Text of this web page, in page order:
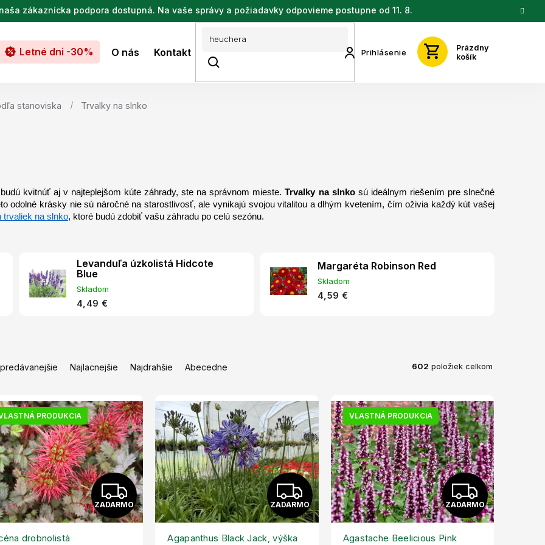
zákaznícka podpora dostupná. Na vaše správy a požiadavky odpovieme postupne od 11. 8.
Prihlásenie
Prázdny
košík
Letné dni -30% O nás Kontakt
stanoviska Trvalky na slnko
kvitnúť aj v najteplejšom kúte záhrady, ste na správnom mieste. Trvalky na slnko sú ideálnym riešením pre slnečné
odolné krásky nie sú náročné na starostlivosť, ale vynikajú svojou vitalitou a dlhým kvetením, čím oživia každý kút vašej
trvaliek na slnko, ktoré budú zdobiť vašu záhradu po celú sezónu.
Levanduľa úzkolistá Hidcote
Blue
Skladom
4,49 €
Margaréta Robinson Red
Skladom
4,59 €
Najlacnejšie Najdrahšie Abecedne 602 položiek celkom
PRODUKCIA
Z
A
ZADARMO
drobnolistá
Z
A
ZADARMO
Agapanthus Black Jack, výška
VLASTNÁ PRODUKCIA
Z
A
ZADARMO
Agastache Beelicious Pink